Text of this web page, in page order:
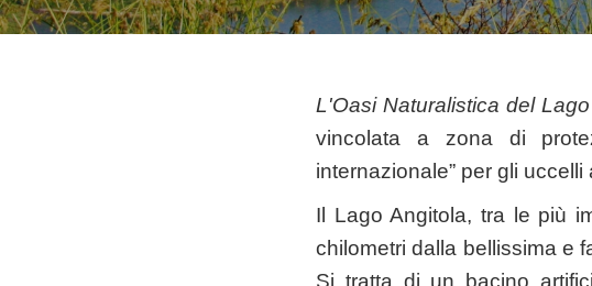
L'Oasi Naturalistica del
vincolata a zona di
internazionale” per gli uccelli
Il Lago Angitola, tra le più
chilometri dalla bellissima e
Si tratta di un bacino